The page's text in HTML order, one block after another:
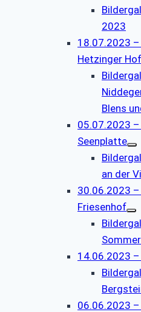
2023
18.07.2023
Hetzinger
Blens
05.07.2023 –
Seenplatte
an der
30.06.2023
Friesenhof
14.06.2023
06.06.2023